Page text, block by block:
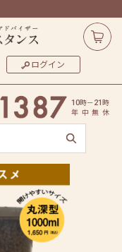
ログイン
10時－21 時
年 中 無 休